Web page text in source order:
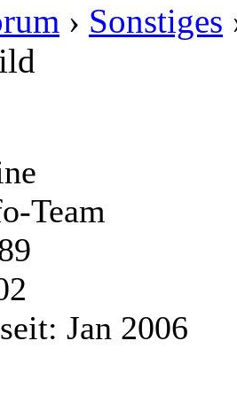
› Sonstiges
Team
Jan 2006